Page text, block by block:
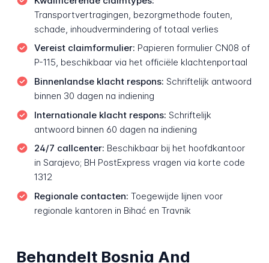
Transportvertragingen, bezorgmethode fouten,
schade, inhoudvermindering of totaal verlies
Vereist claimformulier: Papieren formulier CN08 of
P-115, beschikbaar via het officiële klachtenportaal
Binnenlandse klacht respons: Schriftelijk antwoord
binnen 30 dagen na indiening
Internationale klacht respons: Schriftelijk
antwoord binnen 60 dagen na indiening
24/7 callcenter: Beschikbaar bij het hoofdkantoor
in Sarajevo; BH PostExpress vragen via korte code
1312
Regionale contacten: Toegewijde lijnen voor
regionale kantoren in Bihać en Travnik
Behandelt Bosnia And